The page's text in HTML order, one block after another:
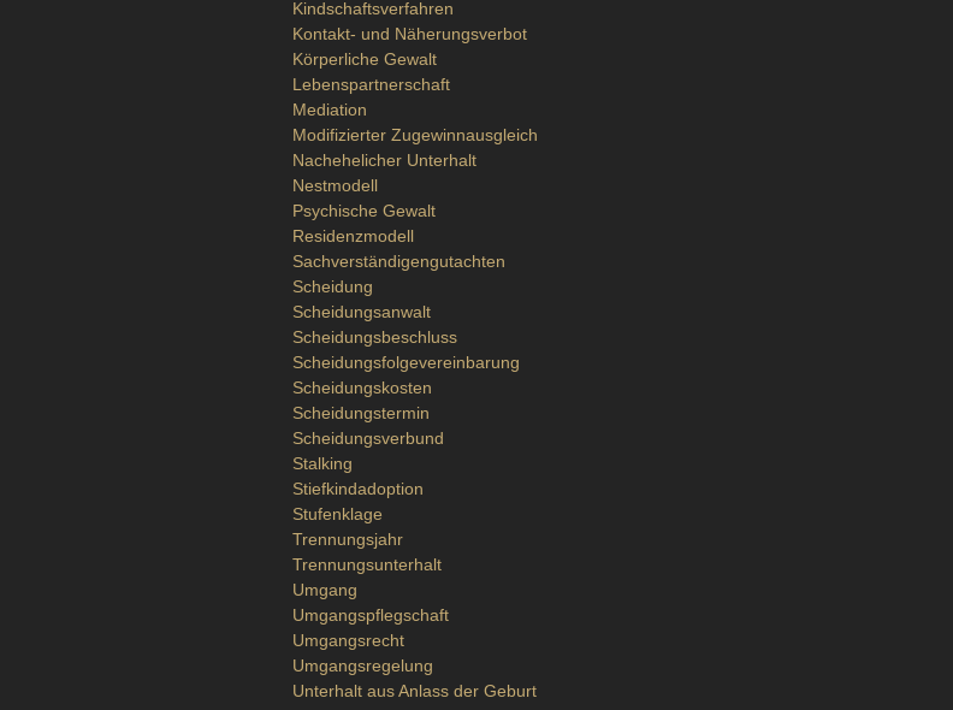
Kindschaftsverfahren
Kontakt- und Näherungsverbot
Körperliche Gewalt
Lebenspartnerschaft
Mediation
Modifizierter Zugewinnausgleich
Nachehelicher Unterhalt
Nestmodell
Psychische Gewalt
Residenzmodell
Sachverständigengutachten
Scheidung
Scheidungsanwalt
Scheidungsbeschluss
Scheidungsfolgevereinbarung
Scheidungskosten
Scheidungstermin
Scheidungsverbund
Stalking
Stiefkindadoption
Stufenklage
Trennungsjahr
Trennungsunterhalt
Umgang
Umgangspflegschaft
Umgangsrecht
Umgangsregelung
Unterhalt aus Anlass der Geburt